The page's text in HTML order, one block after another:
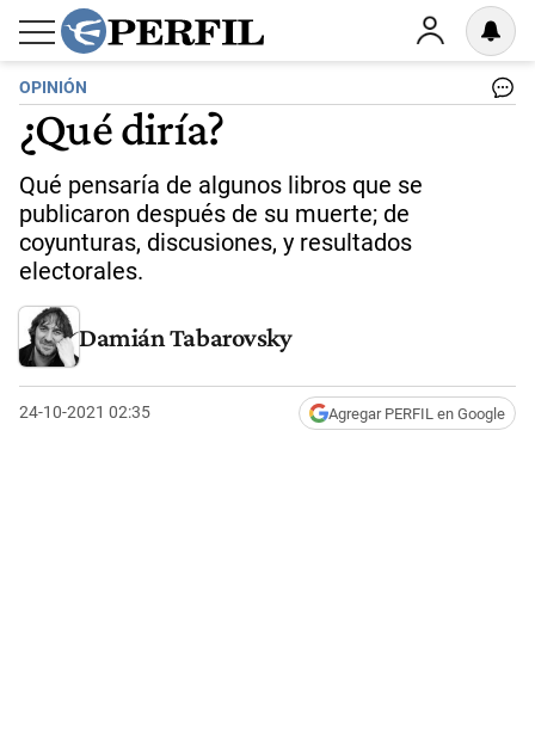
OPINIÓN
¿Qué diría?
Qué pensaría de algunos libros que se
publicaron después de su muerte; de
coyunturas, discusiones, y resultados
electorales.
Damián Tabarovsky
24-10-2021 02:35 Agregar PERFIL en Google